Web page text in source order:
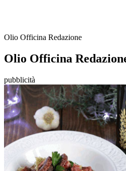
Olio Officina Redazione
Olio Officina
pubblicità